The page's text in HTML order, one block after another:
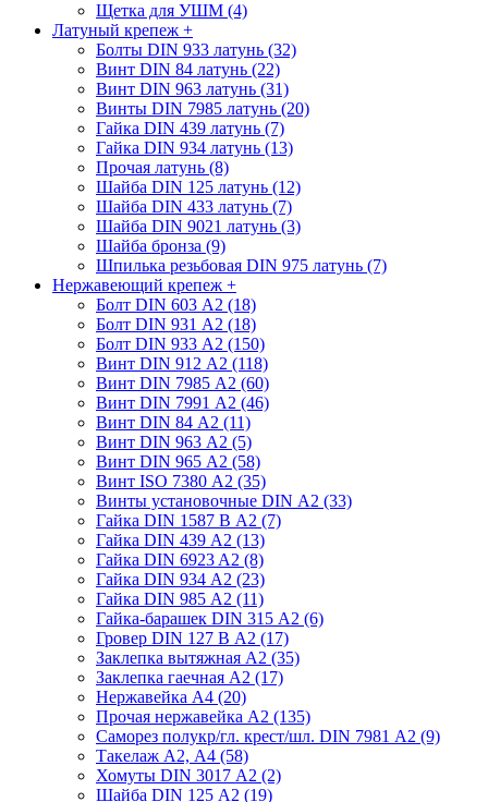
Щетка для УШМ (4)
Латуный крепеж +
Болты DIN 933 латунь (32)
Винт DIN 84 латунь (22)
Винт DIN 963 латунь (31)
Винты DIN 7985 латунь (20)
Гайка DIN 439 латунь (7)
Гайка DIN 934 латунь (13)
Прочая латунь (8)
Шайба DIN 125 латунь (12)
Шайба DIN 433 латунь (7)
Шайба DIN 9021 латунь (3)
Шайба бронза (9)
Шпилька резьбовая DIN 975 латунь (7)
Нержавеющий крепеж +
Болт DIN 603 А2 (18)
Болт DIN 931 А2 (18)
Болт DIN 933 А2 (150)
Винт DIN 912 А2 (118)
Винт DIN 7985 А2 (60)
Винт DIN 7991 А2 (46)
Винт DIN 84 А2 (11)
Винт DIN 963 А2 (5)
Винт DIN 965 А2 (58)
Винт ISO 7380 А2 (35)
Винты установочные DIN А2 (33)
Гайка DIN 1587 В А2 (7)
Гайка DIN 439 А2 (13)
Гайка DIN 6923 A2 (8)
Гайка DIN 934 А2 (23)
Гайка DIN 985 А2 (11)
Гайка-барашек DIN 315 А2 (6)
Гровер DIN 127 В А2 (17)
Заклепка вытяжная А2 (35)
Заклепка гаечная А2 (17)
Нержавейка А4 (20)
Прочая нержавейка А2 (135)
Саморез полукр/гл. крест/шл. DIN 7981 А2 (9)
Такелаж А2, А4 (58)
Хомуты DIN 3017 А2 (2)
Шайба DIN 125 А2 (19)